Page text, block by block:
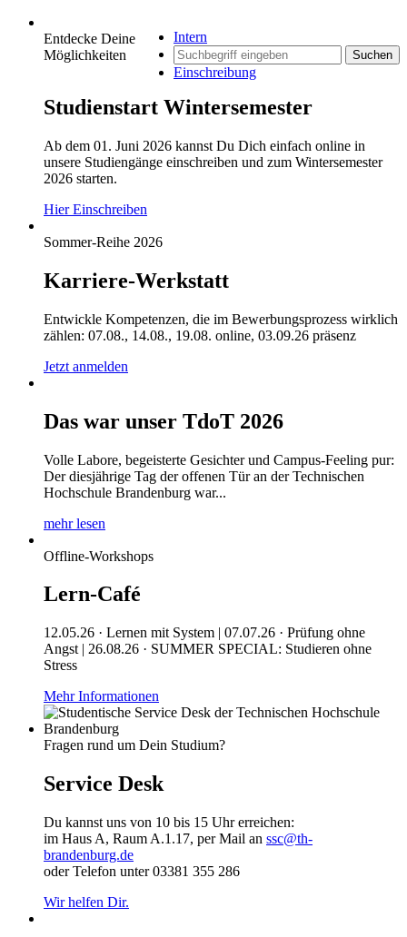
Intern
Suchen
Einschreibung
Entdecke Deine
Möglichkeiten
Studienstart Wintersemester
Ab dem 01. Juni 2026 kannst Du Dich einfach online in
unsere Studiengänge einschreiben und zum Wintersemester
2026 starten.
Hier Einschreiben
Sommer-Reihe 2026
Karriere-Werkstatt
Entwickle Kompetenzen, die im Bewerbungsprozess wirklich
zählen: 07.08., 14.08., 19.08. online, 03.09.26 präsenz
Jetzt anmelden
Das war unser TdoT 2026
Volle Labore, begeisterte Gesichter und Campus-Feeling pur:
Der diesjährige Tag der offenen Tür an der Technischen
Hochschule Brandenburg war...
mehr lesen
Offline-Workshops
Lern-Café
12.05.26 · Lernen mit System | 07.07.26 · Prüfung ohne
Angst | 26.08.26 · SUMMER SPECIAL: Studieren ohne
Stress
Mehr Informationen
Fragen rund um Dein Studium?
Service Desk
Du kannst uns von 10 bis 15 Uhr erreichen:
im Haus A, Raum A.1.17, per Mail an ssc@th-
brandenburg.de
oder Telefon unter 03381 355 286
Wir helfen Dir.